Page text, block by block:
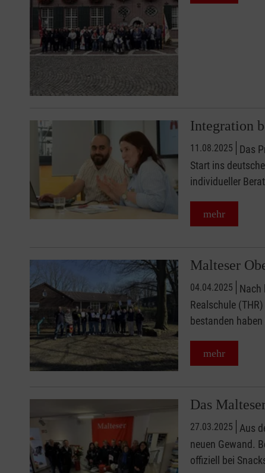
Integration
11.08.2025
Das
Start ins
individueller
mehr
Malteser
04.04.2025
Nach
Realschule
bestanden
mehr
Das
27.03.2025
Aus
neuen Gewand.
offiziell bei